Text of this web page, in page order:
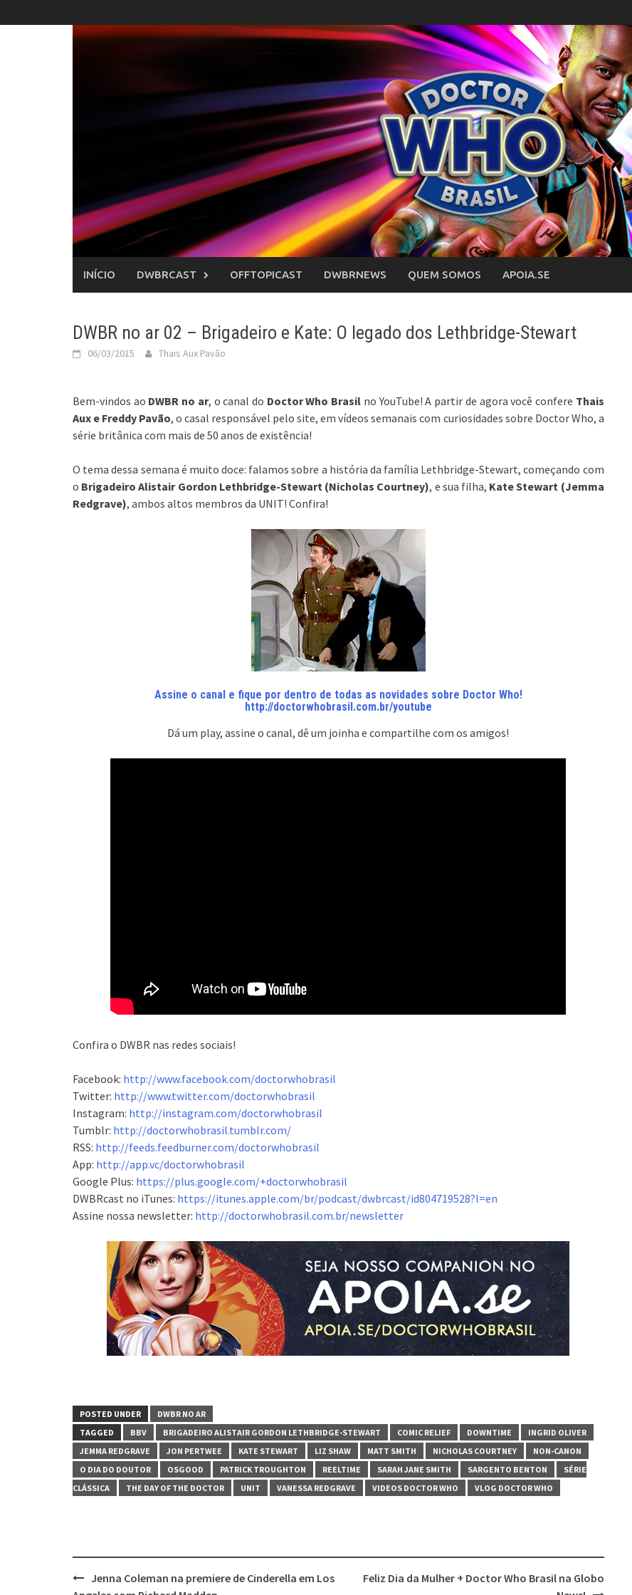
to
INÍCIO DWBRCAST OFFTOPICAST DWBRNEWS QUEM SOMOS APOIA.SE
DWBR no ar 02 – Brigadeiro e Kate: O legado dos Lethbridge-Stewart
06/03/2015 Thais Aux Pavão
Bem-vindos ao DWBR no ar, o canal do Doctor Who Brasil no YouTube! A partir de agora você confere Thais
Aux e Freddy Pavão, o casal responsável pelo site, em vídeos semanais com curiosidades sobre Doctor Who, a
série britânica com mais de 50 anos de existência!
O tema dessa semana é muito doce: falamos sobre a história da família Lethbridge-Stewart, começando com
o Brigadeiro Alistair Gordon Lethbridge-Stewart (Nicholas Courtney), e sua filha, Kate Stewart (Jemma
Redgrave), ambos altos membros da UNIT! Confira!
Assine o canal e fique por dentro de todas as novidades sobre Doctor Who!
http://doctorwhobrasil.com.br/youtube
Dá um play, assine o canal, dê um joinha e compartilhe com os amigos!
Confira o DWBR nas redes sociais!
Facebook: http://www.facebook.com/doctorwhobrasil
Twitter: http://www.twitter.com/doctorwhobrasil
Instagram: http://instagram.com/doctorwhobrasil
Tumblr: http://doctorwhobrasil.tumblr.com/
RSS: http://feeds.feedburner.com/doctorwhobrasil
App: http://app.vc/doctorwhobrasil
Google Plus: https://plus.google.com/+doctorwhobrasil
DWBRcast no iTunes: https://itunes.apple.com/br/podcast/dwbrcast/id804719528?l=en
Assine nossa newsletter: http://doctorwhobrasil.com.br/newsletter
POSTED UNDER
DWBR NO AR
TAGGED
BBV BRIGADEIRO ALISTAIR GORDON LETHBRIDGE-STEWART COMIC RELIEF DOWNTIME
INGRID OLIVER
JEMMA REDGRAVE
JON PERTWEE KATE STEWART LIZ SHAW MATT SMITH NICHOLAS COURTNEY
NON-CANON
O DIA DO DOUTOR
OSGOOD PATRICK TROUGHTON REELTIME SARAH JANE SMITH SARGENTO BENTON
SÉRIE
CLÁSSICA
THE DAY OF THE DOCTOR UNIT VANESSA REDGRAVE VIDEOS DOCTOR WHO VLOG DOCTOR WHO
PostJenna Coleman na premiere de Cinderella em Los
Feliz Dia da Mulher + Doctor Who Brasil na Globo